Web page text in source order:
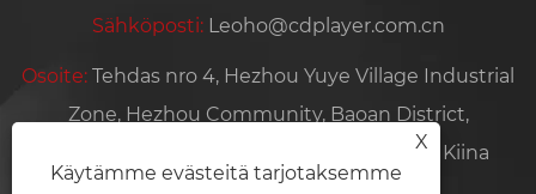
Sähköposti: Leoho@cdplayer.com.cn
Osoite: Tehdas nro 4, Hezhou Yuye Village Industrial
Zone, Hezhou Community, Baoan District,
Shenzhen City, Guangdongin maakunta, Kiina
X
Käytämme evästeitä tarjotaksemme